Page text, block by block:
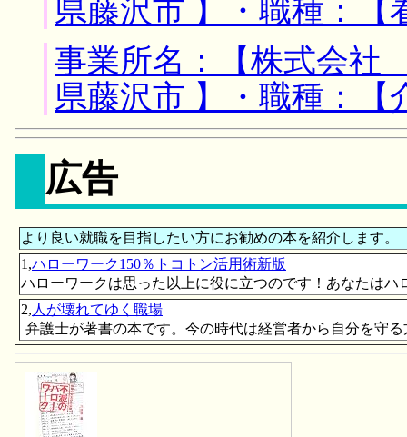
県藤沢市 】・職種：【
事業所名：【株式会
県藤沢市 】・職種：【
広告
より良い就職を目指したい方にお勧めの本を紹介します。
1,ハローワーク150％トコトン活用術新版
ハローワークは思った以上に役に立つのです！あなたはハ
2, 人が壊れてゆく職場
弁護士が著書の本です。今の時代は経営者から自分を守